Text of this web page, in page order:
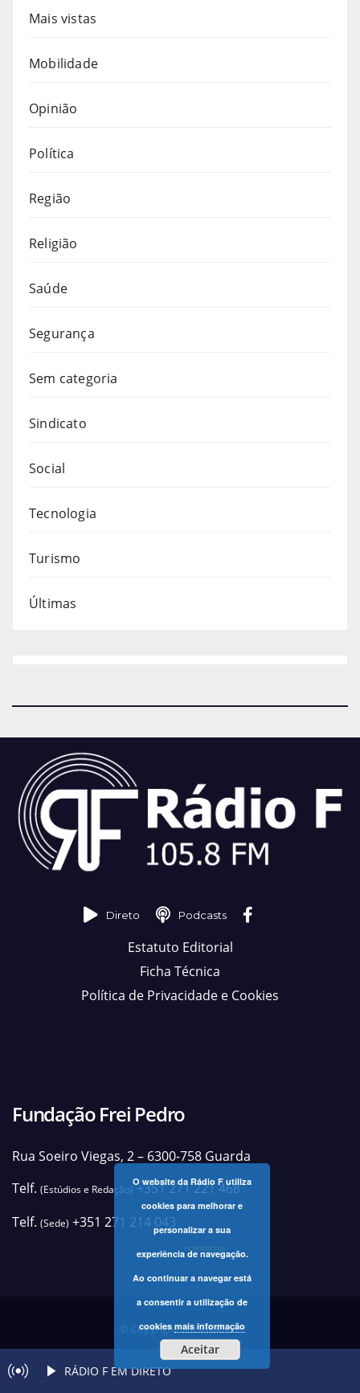
Mais vistas
Mobilidade
Opinião
Política
Região
Religião
Saúde
Segurança
Sem categoria
Sindicato
Social
Tecnologia
Turismo
Últimas
Direto Podcasts
Estatuto Editorial
Ficha Técnica
Política de Privacidade e Cookies
Fundação Frei Pedro
Rua Soeiro Viegas, 2 – 6300-758 Guarda
Telf. (Estúdios e Redação)+351 271 221 468
Telf. (Sede) +351 271 214 043
+contactos
© Copyright 2025 Rádio F
O website da Rádio F utiliza
cookies para melhorar e
personalizar a sua
experiência de navegação.
Ao continuar a navegar está
a consentir a utilização de
cookiesmais informação
Aceitar
RÁDIO F EM DIRETO